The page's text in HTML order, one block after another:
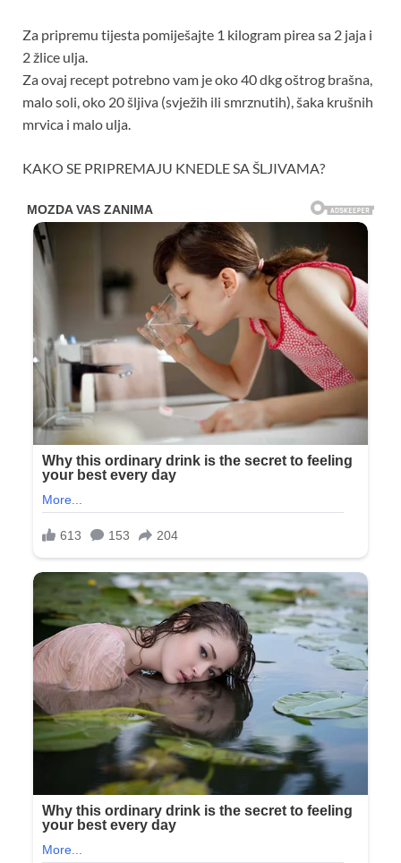
Za pripremu tijesta pomiješajte 1 kilogram pirea sa 2 jaja i
2 žlice ulja.
Za ovaj recept potrebno vam je oko 40 dkg oštrog brašna,
malo soli, oko 20 šljiva (svježih ili smrznutih), šaka krušnih
mrvica i malo ulja.
KAKO SE PRIPREMAJU KNEDLE SA ŠLJIVAMA?